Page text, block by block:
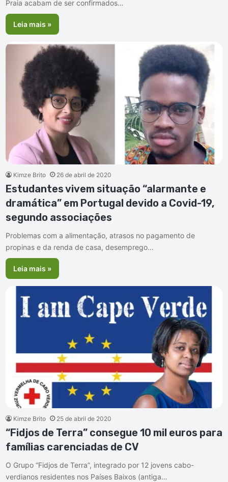
Praia acabam de ser confirmados…
Leia mais »
Kimze Brito 26 de abril de 2020
Estudantes vivem situação “alarmante e
dramática” em Portugal devido a Covid-19,
segundo associações
Problemas com a alimentação, atrasos no pagamento de
propinas e da renda de casa, desemprego…
Leia mais »
Kimze Brito 25 de abril de 2020
“Fidjos de Terra” consegue 10 mil euros para
famílias carenciadas de CV
O Grupo “Fidjos de Terra”, integrado por 12 jovens cabo-
verdianos residentes nos Países Baixos (antiga…